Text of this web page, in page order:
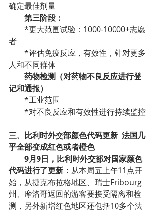
确定最佳剂量
第三阶段：
*更大范围试验：1000-10000+志愿
者
*评估免疫反应，有效性，针对更多
人和不同群体
药物检测（对药物不良反应进行登
记和通报）
*工业范围
*对不良反应和有效性进行持续监控
三、比利时外交部颜色代码更新  法国几
乎全部变成红色或者橙色
9月9日，比利时外交部对国家颜色
代码进行了更新： 从本周五上午11点开
始，从捷克布拉格地区、瑞士Fribourg
州、摩洛哥返回的游客要接受隔离和检
测，另外新增红色地区还包括10多个法